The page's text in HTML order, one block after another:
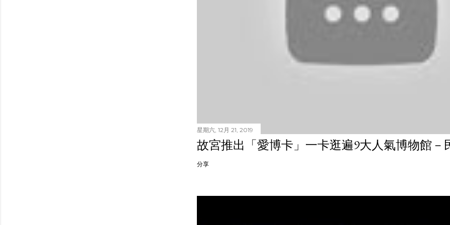
星期六, 12月 21, 2019
故宮推出「愛博卡」一卡逛遍9大人氣博物館－
分享